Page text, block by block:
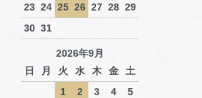
23 24 25 26 27 28 29
30 31
2026年9月
日
月 火 水 木 金
土
1
2 3 4
5